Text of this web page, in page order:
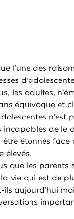
l’une des
les adultes,
équivoque et
n’est
incapables de le
être étonnés face
élevés.
que les parents
vie qui est de
aujourd’hui